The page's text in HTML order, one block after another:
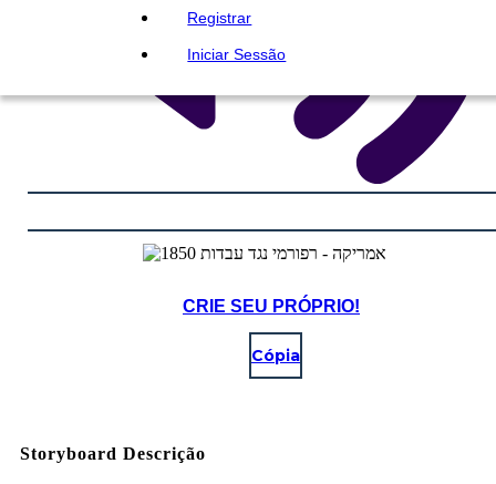
Registrar
Iniciar Sessão
CRIE SEU PRÓPRIO!
Cópia
Storyboard Descrição